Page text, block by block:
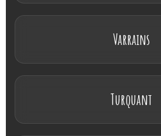
Varrains
Turquant